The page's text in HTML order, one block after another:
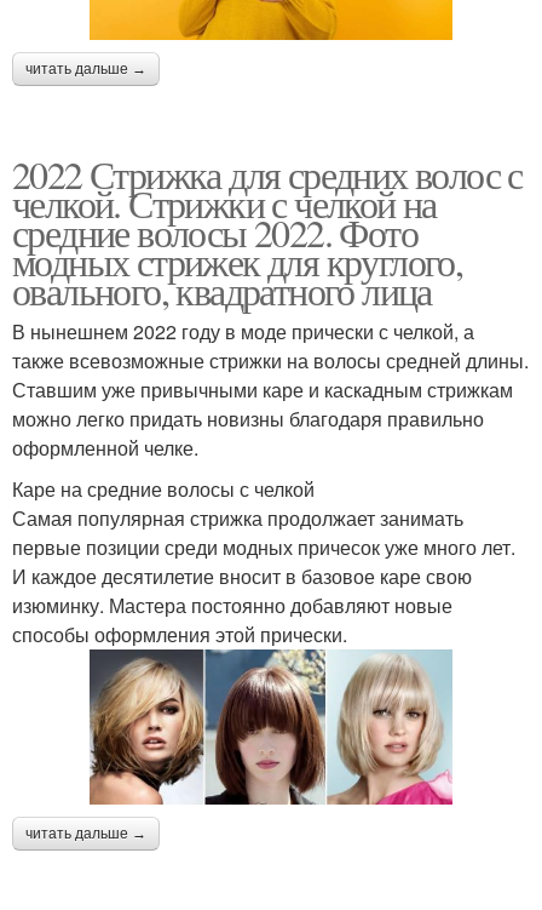
читать дальше →
2022 Стрижка для средних волос с
челкой. Стрижки с челкой на
средние волосы 2022. Фото
модных стрижек для круглого,
овального, квадратного лица
В нынешнем 2022 году в моде прически с челкой, а
также всевозможные стрижки на волосы средней длины.
Ставшим уже привычными каре и каскадным стрижкам
можно легко придать новизны благодаря правильно
оформленной челке.
Каре на средние волосы с челкой
Самая популярная стрижка продолжает занимать
первые позиции среди модных причесок уже много лет.
И каждое десятилетие вносит в базовое каре свою
изюминку. Мастера постоянно добавляют новые
способы оформления этой прически.
читать дальше →